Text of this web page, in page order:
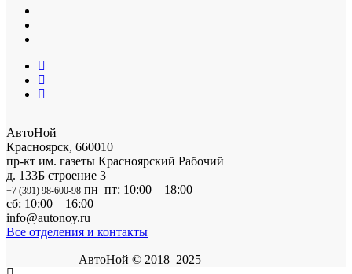
АвтоНой
Красноярск, 660010
пр-кт им. газеты Красноярский Рабочий
д. 133Б строение 3
+7 (391) 98-600-98 пн–пт: 10:00 – 18:00
сб: 10:00 – 16:00
info@autonoy.ru
Все отделения и контакты
АвтоНой © 2018–2025